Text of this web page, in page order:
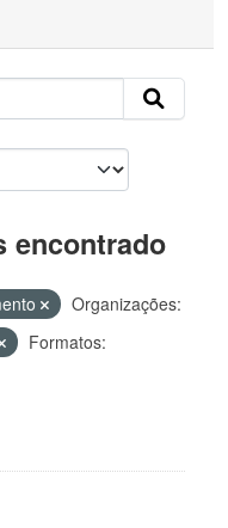
encontrado
Organizações:
Formatos: